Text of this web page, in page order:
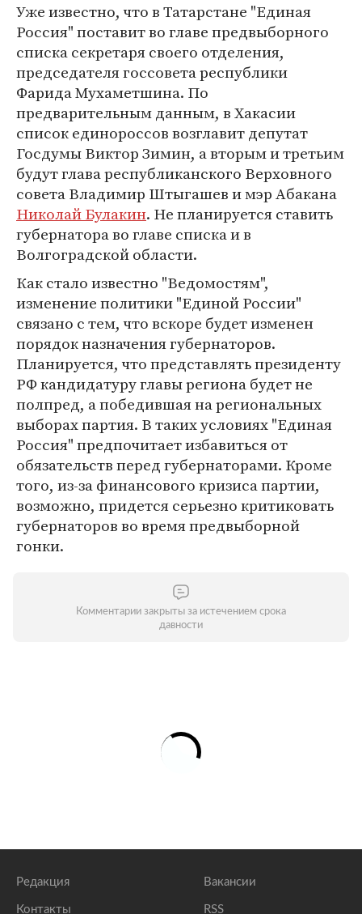
Уже известно, что в Татарстане "Единая
Россия" поставит во главе предвыборного
списка секретаря своего отделения,
председателя госсовета республики
Фарида Мухаметшина. По
предварительным данным, в Хакасии
список единороссов возглавит депутат
Госдумы Виктор Зимин, а вторым и третьим
будут глава республиканского Верховного
совета Владимир Штыгашев и мэр Абакана
Николай Булакин. Не планируется ставить
губернатора во главе списка и в
Волгоградской области.
Как стало известно "Ведомостям",
изменение политики "Единой России"
связано с тем, что вскоре будет изменен
порядок назначения губернаторов.
Планируется, что представлять президенту
РФ кандидатуру главы региона будет не
полпред, а победившая на региональных
выборах партия. В таких условиях "Единая
Россия" предпочитает избавиться от
обязательств перед губернаторами. Кроме
того, из-за финансового кризиса партии,
возможно, придется серьезно критиковать
губернаторов во время предвыборной
гонки.
Комментарии закрыты за истечением срока
давности
Редакция
Контакты
Вакансии
RSS